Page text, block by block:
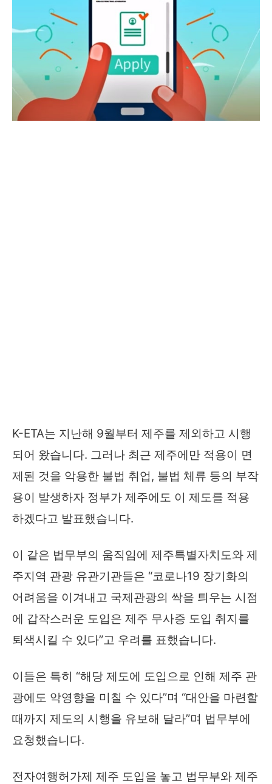
K-ETA는 지난해 9월부터 제주를 제외하고 시행
되어 왔습니다. 그러나 최근 제주에만 적용이 면
제된 것을 악용한 불법 취업, 불법 체류 등의 부작
용이 발생하자 정부가 제주에도 이 제도를 적용
하겠다고 발표했습니다.
이 같은 법무부의 움직임에 제주특별자치도와 제
주지역 관광 유관기관들은 “코로나19 장기화의
어려움을 이겨내고 국제관광의 싹을 틔우는 시점
에 갑작스러운 도입은 제주 무사증 도입 취지를
퇴색시킬 수 있다”고 우려를 표했습니다.
이들은 특히 “해당 제도에 도입으로 인해 제주 관
광에도 악영향을 미칠 수 있다”며 “대안을 마련할
때까지 제도의 시행을 유보해 달라”며 법무부에
요청했습니다.
전자여행허가제 제주 도입을 놓고 법무부와 제주